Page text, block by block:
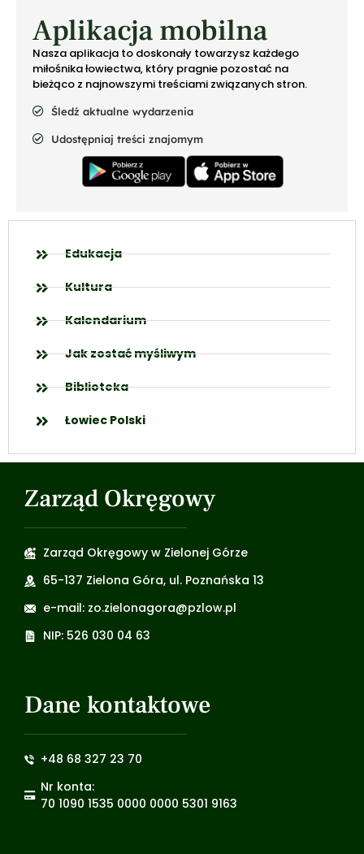
Aplikacja mobilna
Nasza aplikacja to doskonały towarzysz każdego
miłośnika łowiectwa, który pragnie pozostać na
bieżąco z najnowszymi treściami związanych stron.
Śledź aktualne wydarzenia
Udostępniaj treści znajomym
Edukacja
Kultura
Kalendarium
Jak zostać myśliwym
Biblioteka
Łowiec Polski
Zarząd Okręgowy
Zarząd Okręgowy w Zielonej Górze
65-137 Zielona Góra, ul. Poznańska 13
e-mail: zo.zielonagora@pzlow.pl
NIP: 526 030 04 63
Dane kontaktowe
+48 68 327 23 70
Nr konta:
70 1090 1535 0000 0000 5301 9163